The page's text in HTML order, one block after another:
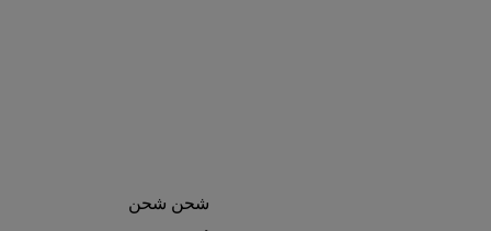
شحن شحن